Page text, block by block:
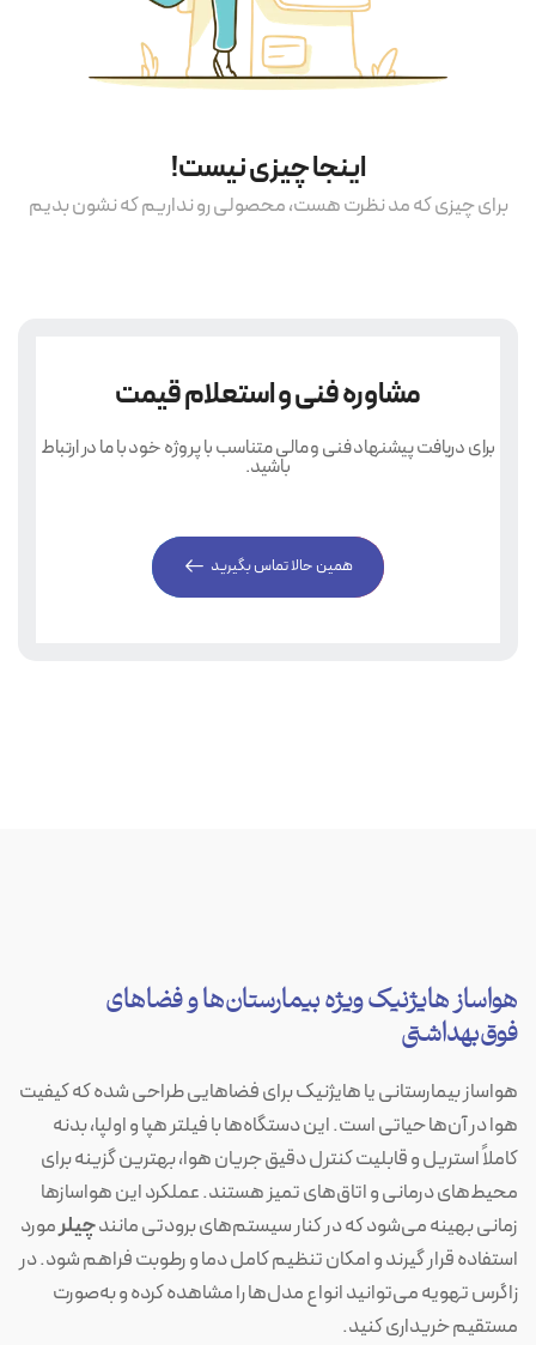
اینجا چیزی نیست!
برای چیزی که مد نظرت هست، محصولی رو نداریم که نشون بدیم
مشاوره فنی و استعلام قیمت
برای دریافت پیشنهاد فنی و مالی متناسب با پروژه خود با ما در ارتباط
باشید.
همین حالا تماس بگیرید
هواساز هایژنیک ویژه بیمارستان‌ها و فضاهای
فوق‌بهداشتی
هواساز بیمارستانی یا هایژنیک برای فضاهایی طراحی شده که کیفیت
هوا در آن‌ها حیاتی است. این دستگاه‌ها با فیلتر هپا و اولپا، بدنه
کاملاً استریل و قابلیت کنترل دقیق جریان هوا، بهترین گزینه برای
محیط‌های درمانی و اتاق‌های تمیز هستند. عملکرد این هواسازها
زمانی بهینه می‌شود که در کنار سیستم‌های برودتی مانندچیلرمورد
استفاده قرار گیرند و امکان تنظیم کامل دما و رطوبت فراهم شود. در
زاگرس تهویه می‌توانید انواع مدل‌ها را مشاهده کرده و به‌صورت
مستقیم خریداری کنید.